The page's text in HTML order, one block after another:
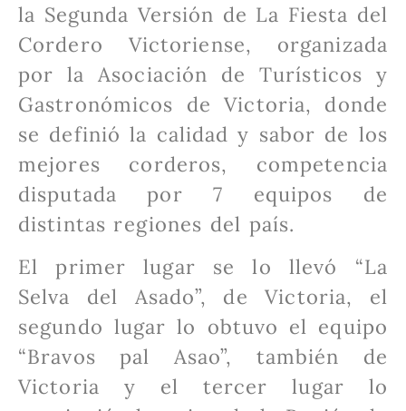
la Segunda Versión de La Fiesta del
Cordero Victoriense, organizada
por la Asociación de Turísticos y
Gastronómicos de Victoria, donde
se definió la calidad y sabor de los
mejores corderos, competencia
disputada por 7 equipos de
distintas regiones del país.
El primer lugar se lo llevó “La
Selva del Asado”, de Victoria, el
segundo lugar lo obtuvo el equipo
“Bravos pal Asao”, también de
Victoria y el tercer lugar lo